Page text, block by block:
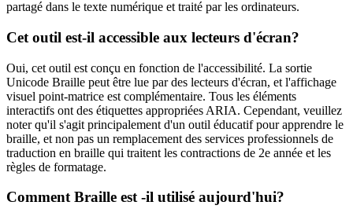
partagé dans le texte numérique et traité par les ordinateurs.
Cet outil est-il accessible aux lecteurs d'écran?
Oui, cet outil est conçu en fonction de l'accessibilité. La sortie
Unicode Braille peut être lue par des lecteurs d'écran, et l'affichage
visuel point-matrice est complémentaire. Tous les éléments
interactifs ont des étiquettes appropriées ARIA. Cependant, veuillez
noter qu'il s'agit principalement d'un outil éducatif pour apprendre le
braille, et non pas un remplacement des services professionnels de
traduction en braille qui traitent les contractions de 2e année et les
règles de formatage.
Comment Braille est -il utilisé aujourd'hui?